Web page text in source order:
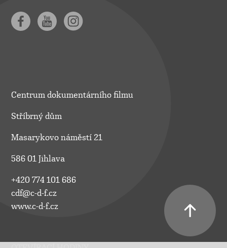
Centrum dokumentárního filmu
Stříbrný dům
Masarykovo náměstí 21
586 01 Jihlava
+420 774 101 686
cdf@c-d-f.cz
www.c-d-f.cz